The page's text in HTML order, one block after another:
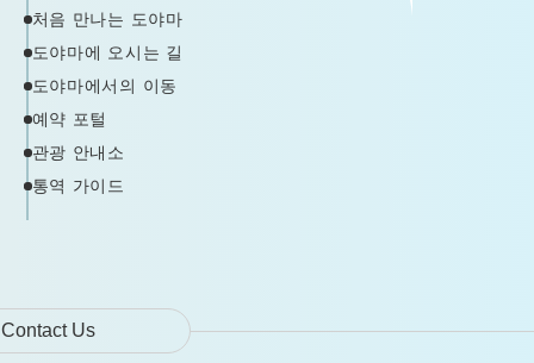
처음 만나는 도야마
도야마에 오시는 길
도야마에서의 이동
예약 포털
관광 안내소
통역 가이드
Contact Us